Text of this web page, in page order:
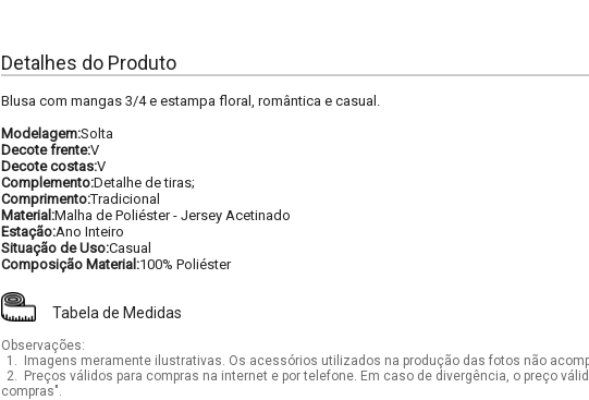
Detalhes do Produto
Blusa com mangas 3/4 e estampa floral, romântica e casual.
Modelagem:Solta
Decote frente:V
Decote costas:V
Complemento:Detalhe de tiras;
Comprimento:Tradicional
Material:Malha de Poliéster - Jersey Acetinado
Estação:Ano Inteiro
Situação de Uso:Casual
Composição Material:100% Poliéster
Tabela de Medidas
Observações:
1.
Imagens meramente ilustrativas. Os acessórios utilizados na produção das fotos não
2.
Preços válidos para compras na internet e por telefone. Em caso de divergência, o preço
compras".